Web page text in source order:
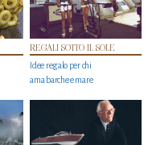
REGALI SOTTO IL SOLE
Idee regalo per chi
ama barche e mare